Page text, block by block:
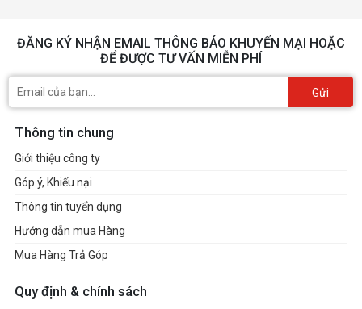
ĐĂNG KÝ NHẬN EMAIL THÔNG BÁO KHUYẾN MẠI HOẶC
ĐỂ ĐƯỢC TƯ VẤN MIỄN PHÍ
Gửi
Thông tin chung
Giới thiệu công ty
Góp ý, Khiếu nại
Thông tin tuyển dụng
Hướng dẫn mua Hàng
Mua Hàng Trả Góp
Quy định & chính sách